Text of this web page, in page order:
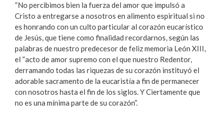
“No percibimos bien la fuerza del amor que impulsó a
Cristo a entregarse a nosotros en alimento espiritual si no
es honrando con un culto particular al corazón eucarístico
de Jesús, que tiene como finalidad recordarnos, según las
palabras de nuestro predecesor de feliz memoria León XIII,
el “acto de amor supremo con el que nuestro Redentor,
derramando todas las riquezas de su corazón instituyó el
adorable sacramento de la eucaristía a fin de permanecer
con nosotros hasta el fin de los siglos. Y Ciertamente que
no es una mínima parte de su corazón”.